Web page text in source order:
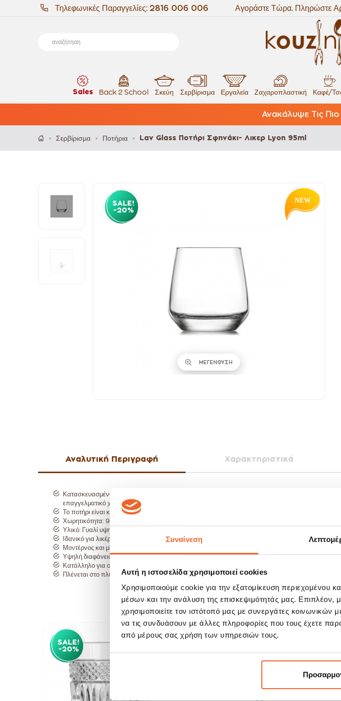
Συναίνεση
Αυτή η ιστοσελίδα χρησιμοποιεί cookies
Χρησιμοποιούμε cookie για την εξατομίκευση περιεχομένου
μέσων και την ανάλυση της επισκεψιμότητάς μας.
χρησιμοποιείτε τον ιστότοπό μας με συνεργάτες
να τις συνδυάσουν με άλλες πληροφορίες που τους έχετε
από μέρους σας χρήση των υπηρεσιών τους.
Τηλεφωνικές Παραγγελίες: 2816 006 006 Αγοράστε Τώρα. Πληρώστε
Sales Back 2 School Σκεύη Σερβίρισμα Εργαλεία Ζαχαροπλαστική Καφέ/
Ανακάλυψε Τις
> Σερβίρισμα > Ποτήρια > Lav Glass Ποτήρι Σφηνάκι- Λικερ Lyon 95ml
SALE!
-20%
ΜΕΓΕΝΘΥΣΗ
Αναλυτική Περιγραφή Χαρακτηριστικά
Κατασκευασμένο από υψηλής ποιότητας διάφανο γυαλί, προσφέρει εξαιρετική διαύγεια, αντοχή
επαγγελματικό χώρο εστίασης, προσφέροντας κομψότητα και λειτουργικότητα σε κάθε χρήση.
Το ποτήρι είναι κατάλληλο για καθημερινή χρήση και εύκολο στον καθαρισμό.
Χωρητικότητα: 95ml.
Υλικό: Γυαλί υψηλής ποιότητας.
Ιδανικό για λικέρ, σφηνάκια, αποστάγματα και νερό espresso.
Μοντέρνος και μίνιμαλ σχεδιασμός.
Υψηλή διαφάνεια και ανθεκτικότητα.
Κατάλληλο για οικιακή και επαγγελματική χρήση.
Πλένεται στο πλυντήριο πιάτων.
ΣΧΕΤΙΚΆ
SALE!
-20%